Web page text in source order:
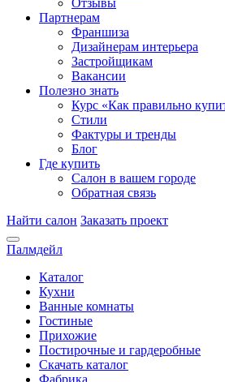
Отзывы
Партнерам
Франшиза
Дизайнерам интерьера
Застройщикам
Вакансии
Полезно знать
Курс «Как правильно
Cтили
Фактуры и тренды
Блог
Где купить
Салон в вашем городе
Обратная связь
Найти салон Заказать проект
Палмдейл
Каталог
Кухни
Ванные комнаты
Гостиные
Прихожие
Постирочные и гардеробные
Скачать каталог
Фабрика